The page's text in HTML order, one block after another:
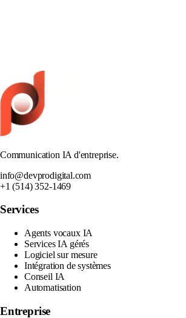
Lire l'étude de cas
Communication IA d'entreprise.
info@devprodigital.com
+1 (514) 352-1469
Services
Agents vocaux IA
Services IA gérés
Logiciel sur mesure
Intégration de systèmes
Conseil IA
Automatisation
Entreprise